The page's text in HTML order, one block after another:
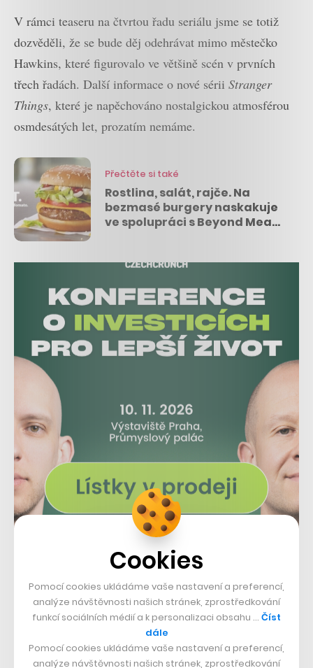
V rámci teaseru na čtvrtou řadu seriálu jsme se totiž
dozvěděli, že se bude děj odehrávat mimo městečko
Hawkins, které figurovalo ve většině scén v prvních
třech řadách. Další informace o nové sérii Stranger
Things, které je napěchováno nostalgickou atmosférou
osmdesátých let, prozatím nemáme.
Přečtěte si také
Rostlina, salát, rajče. Na
bezmasé burgery naskakuje
ve spolupráci s Beyond Meat
Další série s největší pravděpodobností nepřijde dříve
než příští rok, i vzhledem k tomu, že ta třetí byla
odvysílána teprve před pár měsíci. Další řada by
nicméně i podle vývoje posledních epizod mohla ještě
více nabrat na intenzitě a své temnosti, a to s
Cookies
Pomocí cookies ukládáme vaše nastavení a preferencí,
analýze návštěvnosti našich stránek, zprostředkování
funkcí sociálních médií a k personalizaci obsahu … Číst
dále
Pomocí cookies ukládáme vaše nastavení a preferencí,
analýze návštěvnosti našich stránek, zprostředkování